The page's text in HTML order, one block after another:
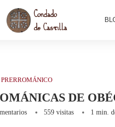
DE
559 visitas 1 min.